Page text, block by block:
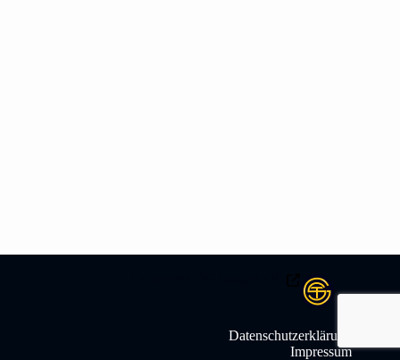
Datenschutzerklärung
Impressum